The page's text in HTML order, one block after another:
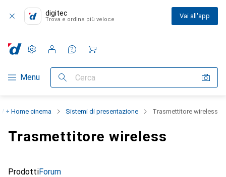
digitec
Trova e ordina più veloce Vai all'app
Categoria Navigazione
Menu Cerca
Impostazioni
Conto cliente
Liste di confronto
Liste dei desideri
Carrello
+ Home cinema Sistemi di presentazione Trasmettitore wireless
Trasmettitore wireless
ProdottiForum